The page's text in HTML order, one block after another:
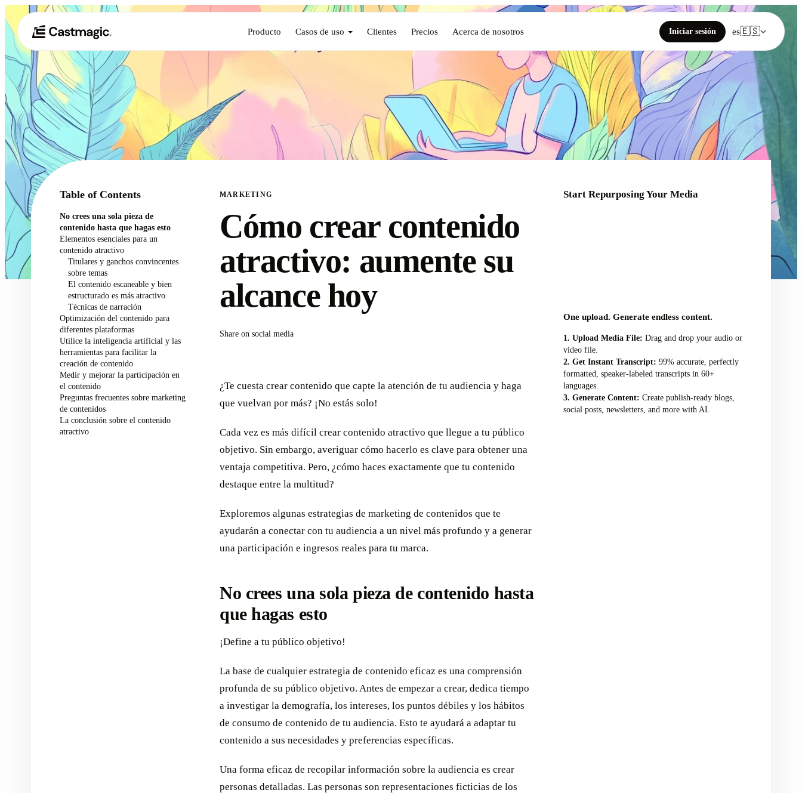
Producto Casos de uso Clientes Precios Acerca de nosotros Iniciar sesión es🇪🇸
Table of Contents
No crees una sola pieza de
contenido hasta que hagas esto
Elementos esenciales para un
contenido atractivo
Titulares y ganchos convincentes
sobre temas
El contenido escaneable y bien
estructurado es más atractivo
Técnicas de narración
Optimización del contenido para
diferentes plataformas
Utilice la inteligencia artificial y las
herramientas para facilitar la
creación de contenido
Medir y mejorar la participación en
el contenido
Preguntas frecuentes sobre marketing
de contenidos
La conclusión sobre el contenido
atractivo
MARKETING
Cómo crear contenido
atractivo: aumente su
alcance hoy
Share on social media
¿Te cuesta crear contenido que capte la atención de tu audiencia y haga
que vuelvan por más? ¡No estás solo!
Cada vez es más difícil crear contenido atractivo que llegue a tu público
objetivo. Sin embargo, averiguar cómo hacerlo es clave para obtener una
ventaja competitiva. Pero, ¿cómo haces exactamente que tu contenido
destaque entre la multitud?
Exploremos algunas estrategias de marketing de contenidos que te
ayudarán a conectar con tu audiencia a un nivel más profundo y a generar
una participación e ingresos reales para tu marca.
No crees una sola pieza de contenido hasta
que hagas esto
¡Define a tu público objetivo!
La base de cualquier estrategia de contenido eficaz es una comprensión
profunda de su público objetivo. Antes de empezar a crear, dedica tiempo
a investigar la demografía, los intereses, los puntos débiles y los hábitos
de consumo de contenido de tu audiencia. Esto te ayudará a adaptar tu
contenido a sus necesidades y preferencias específicas.
Una forma eficaz de recopilar información sobre la audiencia es crear
personas detalladas. Las personas son representaciones ficticias de los
Start Repurposing Your Media
One upload. Generate endless content.
Upload Media File: Drag and drop your audio or
video file.
Get Instant Transcript: 99% accurate, perfectly
formatted, speaker-labeled transcripts in 60+
languages.
Generate Content: Create publish-ready blogs,
social posts, newsletters, and more with AI.